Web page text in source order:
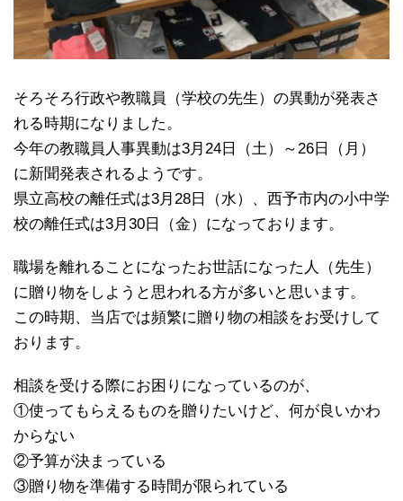
そろそろ行政や教職員（学校の先生）の異動が発表さ
れる時期になりました。
今年の教職員人事異動は3月24日（土）～26日（月）
に新聞発表されるようです。
県立高校の離任式は3月28日（水）、西予市内の小中学
校の離任式は3月30日（金）になっております。
職場を離れることになったお世話になった人（先生）
に贈り物をしようと思われる方が多いと思います。
この時期、当店では頻繁に贈り物の相談をお受けして
おります。
相談を受ける際にお困りになっているのが、
①使ってもらえるものを贈りたいけど、何が良いかわ
からない
②予算が決まっている
③贈り物を準備する時間が限られている